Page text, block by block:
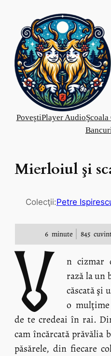
content
PoveştiPlayer Audio
Mierloiul şi
Colecţii:Petre
6 minute 845
U
n cizmar
rază la un
căscată şi
o
de te credeai în rai.
cam încărcată prăvălia
păsărele, din fiecare